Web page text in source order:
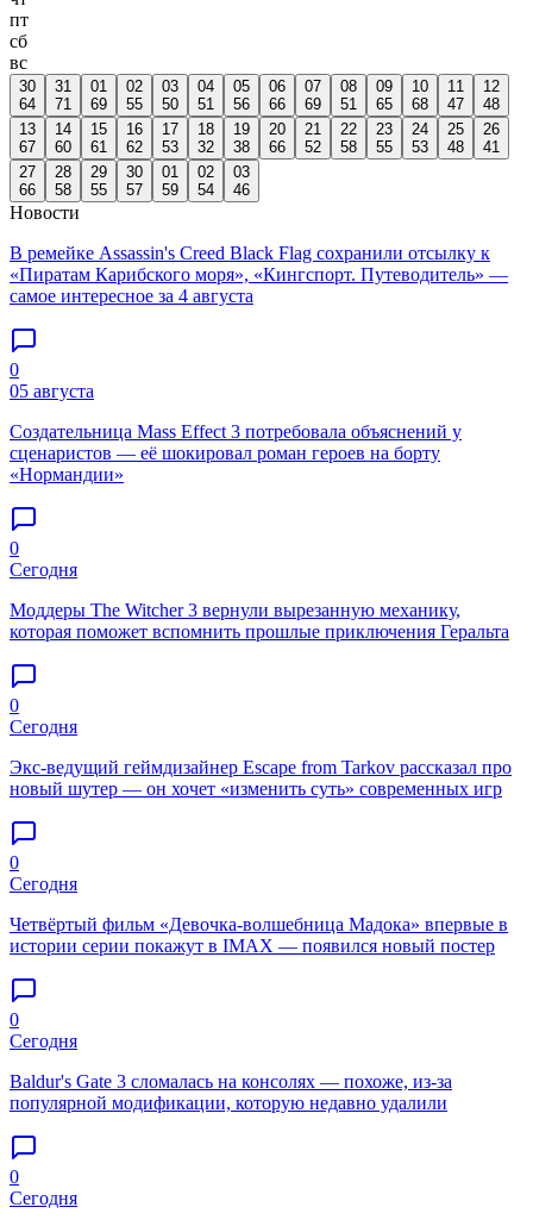
пт
сб
вс
30
64
31
71
01
69
02
55
03
50
04
51
05
56
06
66
07
69
08
51
09
65
10
68
11
47
12
48
13
67
14
60
15
61
16
62
17
53
18
32
19
38
20
66
21
52
22
58
23
55
24
53
25
48
26
41
27
66
28
58
29
55
30
57
01
59
02
54
03
46
Новости
В ремейке Assassin's Creed Black Flag сохранили отсылку к
«Пиратам Карибского моря», «Кингспорт. Путеводитель» —
самое интересное за 4 августа
0
05 августа
Создательница Mass Effect 3 потребовала объяснений у
сценаристов — её шокировал роман героев на борту
«Нормандии»
0
Сегодня
Моддеры The Witcher 3 вернули вырезанную механику,
которая поможет вспомнить прошлые приключения Геральта
0
Сегодня
Экс-ведущий геймдизайнер Escape from Tarkov рассказал про
новый шутер — он хочет «изменить суть» современных игр
0
Сегодня
Четвёртый фильм «Девочка-волшебница Мадока» впервые в
истории серии покажут в IMAX — появился новый постер
0
Сегодня
Baldur's Gate 3 сломалась на консолях — похоже, из-за
популярной модификации, которую недавно удалили
0
Сегодня